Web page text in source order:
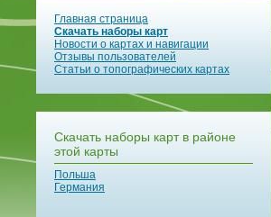
Главная страница
Скачать наборы карт
Новости о картах и навигации
Отзывы пользователей
Статьи о топографических картах
Скачать наборы карт в районе
этой карты
Польша
Германия